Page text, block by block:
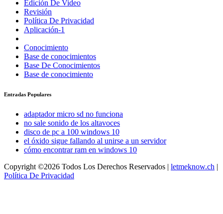
Edición De Video
Revisión
Política De Privacidad
Aplicación-1
Conocimiento
Base de conocimientos
Base De Conocimientos
Base de conocimiento
Entradas Populares
adaptador micro sd no funciona
no sale sonido de los altavoces
disco de pc a 100 windows 10
el óxido sigue fallando al unirse a un servidor
cómo encontrar ram en windows 10
Copyright ©2026 Todos Los Derechos Reservados | letmeknow.ch |
Política De Privacidad